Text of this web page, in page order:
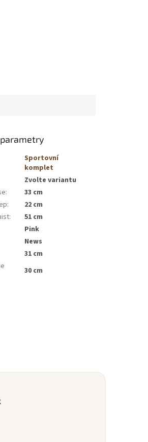
Sportovní
komplet
Zvolte variantu
:
33 cm
:
22 cm
:
51 cm
Pink
News
31 cm
30 cm